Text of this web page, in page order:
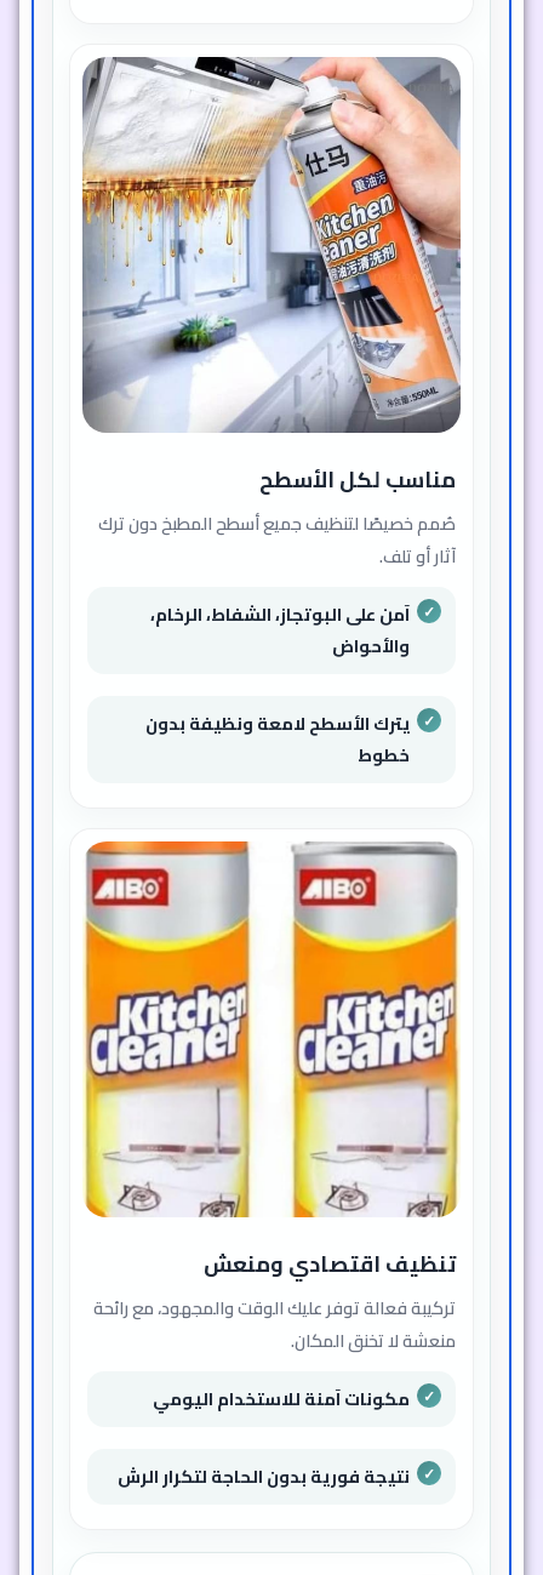
مناسب لكل الأسطح
صُمم خصيصًا لتنظيف جميع أسطح المطبخ دون ترك
آثار أو تلف.
آمن على البوتجاز، الشفاط، الرخام،
والأحواض
يترك الأسطح لامعة ونظيفة بدون
خطوط
تنظيف اقتصادي ومنعش
تركيبة فعالة توفر عليك الوقت والمجهود، مع رائحة
منعشة لا تخنق المكان.
مكونات آمنة للاستخدام اليومي
نتيجة فورية بدون الحاجة لتكرار الرش